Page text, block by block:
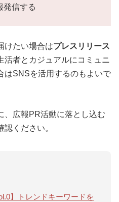
発信する
けたい場合はプレスリリース
活者とカジュアルにコミュニ
はSNSを活用するのもよいで
、広報PR活動に落とし込む
ください。
】トレンドキーワードを